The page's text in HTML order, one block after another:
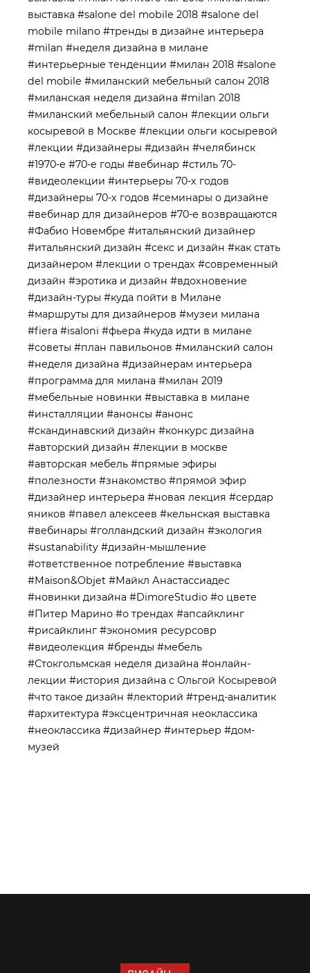
выставка #salone del mobile 2018 #salone del
mobile milano #тренды в дизайне интерьера
#milan #неделя дизайна в милане
#интерьерные тенденции #милан 2018 #salone
del mobile #миланский мебельный салон 2018
#миланская неделя дизайна #milan 2018
#миланский мебельный салон #лекции ольги
косыревой в Москве #лекции ольги косыревой
#лекции #дизайнеры #дизайн #челябинск
#1970-е #70-е годы #вебинар #стиль 70-
#видеолекции #интерьеры 70-х годов
#дизайнеры 70-х годов #семинары о дизайне
#вебинар для дизайнеров #70-е возвращаются
#Фабио Новембре #итальянский дизайнер
#итальянский дизайн #секс и дизайн #как стать
дизайнером #лекции о трендах #современный
дизайн #эротика и дизайн #вдохновение
#дизайн-туры #куда пойти в Милане
#маршруты для дизайнеров #музеи милана
#fiera #isaloni #фьера #куда идти в милане
#советы #план павильонов #миланский салон
#неделя дизайна #дизайнерам интерьера
#программа для милана #милан 2019
#мебельные новинки #выставка в милане
#инсталляции #анонсы #анонс
#скандинавский дизайн #конкурс дизайна
#авторский дизайн #лекции в москве
#авторская мебель #прямые эфиры
#полезности #знакомство #прямой эфир
#дизайнер интерьера #новая лекция #сердар
яников #павел алексеев #кельнская выставка
#вебинары #голландский дизайн #экология
#sustanability #дизайн-мышление
#ответственное потребление #выставка
#Maison&Objet #Майкл Анастассиадес
#новинки дизайна #DimoreStudio #о цвете
#Питер Марино #о трендах #апсайклинг
#рисайклинг #экономия ресурсовр
#видеолекция #бренды #мебель
#Стокгольмская неделя дизайна #онлайн-
лекции #история дизайна с Ольгой Косыревой
#что такое дизайн #лекторий #тренд-аналитик
#архитектура #эксцентричная неоклассика
#неоклассика #дизайнер #интерьер #дом-
музей